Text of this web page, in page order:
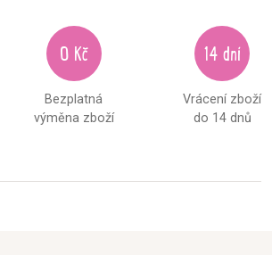
0 Kč
Bezplatná
výměna zboží
14 dní
Vrácení zboží
do 14 dnů